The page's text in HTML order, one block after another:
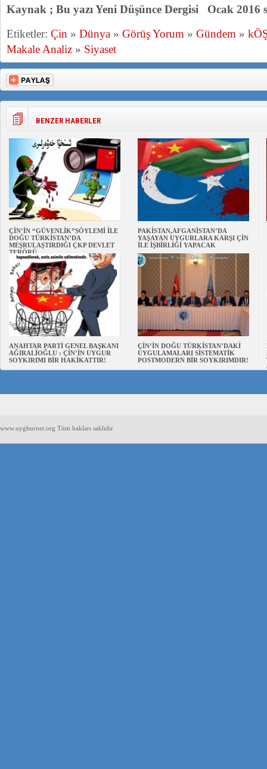
Kaynak ; Bu yazı Yeni Düşünce Dergisi Ocak 2016
Etiketler: Çin » Dünya » Görüş Yorum » Gündem »
Makale Analiz » Siyaset
BENZER HABERLER
ÇİN’İN “GÜVENLİK”SÖYLEMİ İLE
DOĞU TÜRKİSTAN’DA
MEŞRULAŞTIRDIĞI ÇKP DEVLET
TERÖRÜ
PAKİSTAN,AFGANİSTAN’DA
YAŞAYAN UYGURLARA KARŞI ÇİN
İLE İŞBİRLİĞİ YAPACAK
ANAHTAR PARTİ GENEL BAŞKANI
AĞIRALİOĞLU : ÇİN’İN UYGUR
SOYKIRIMI BİR HAKİKATTIR!
ÇİN’İN DOĞU TÜRKİSTAN’DAKİ
UYGULAMALARI SİSTEMATİK
POSTMODERN BİR SOYKIRIMDIR!
www.uyghurnet.org Tüm hakları saklıdır